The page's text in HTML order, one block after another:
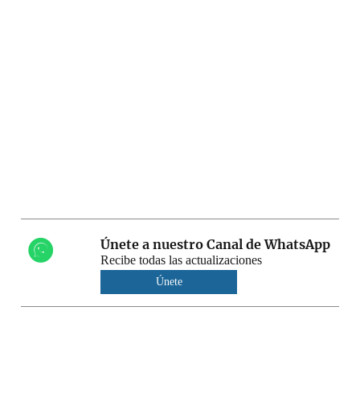
Únete a nuestro Canal de WhatsApp
Recibe todas las actualizaciones
Únete